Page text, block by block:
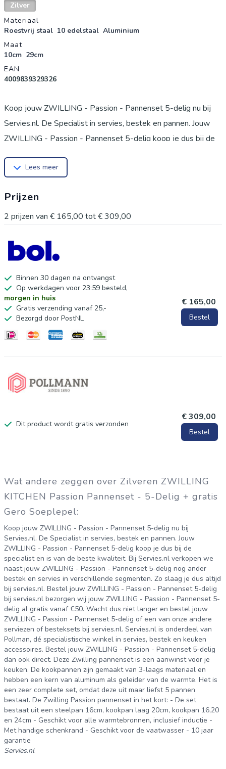
Zilver
Materiaal
Roestvrij staal 10 edelstaal Aluminium
Maat
10cm 29cm
EAN
4009839329326
Koop jouw ZWILLING - Passion - Pannenset 5-delig nu bij
Servies.nl. De Specialist in servies, bestek en pannen. Jouw
ZWILLING - Passion - Pannenset 5-delig koop je dus bij de
we naast jouw ZWILLING - Passion - Pannenset 5-delig nog
je dus altijd bij servies.nl. Bestel jouw ZWILLING - Passion -
Pannenset 5-delig bij servies.nl bezorgen wij jouw ZWILLING
niet langer en bestel jouw ZWILLING - Passion - Pannenset
5-delig of een van onze andere serviezen of besteksets bij
servies.nl. Servies.nl is onderdeel van Pollman, dé
specialistische winkel in servies, bestek en keuken
accessoires. Bestel jouw ZWILLING - Passion - Pannenset
5-delig dan ook direct. Deze Zwilling pannenset is een
aanwinst voor je keuken. De kookpannen zijn gemaakt van 3-
maar liefst 5 pannen bestaat. De Zwilling Passion pannenset
in het kort: - De set bestaat uit een steelpan 16cm, kookpan
laag 20cm, kookpan 16,20 en 24cm - Geschikt voor alle
warmtebronnen, inclusief inductie - Met handige schenkrand -
Lees meer
Prijzen
2 prijzen van € 165,00 tot€ 309,00
Binnen 30 dagen na ontvangst
Op werkdagen voor 23:59 besteld,
morgen in huis
Gratis verzending vanaf 25,-
Bezorgd door PostNL
€ 165,00
Bestel
Dit product wordt gratis verzonden
€ 309,00
Bestel
Wat andere zeggen over Zilveren ZWILLING
KITCHEN Passion Pannenset - 5-Delig + gratis
Gero Soeplepel:
Koop jouw ZWILLING - Passion - Pannenset 5-delig nu bij
Servies.nl. De Specialist in servies, bestek en pannen. Jouw
ZWILLING - Passion - Pannenset 5-delig koop je dus bij de
specialist en is van de beste kwaliteit. Bij Servies.nl verkopen we
naast jouw ZWILLING - Passion - Pannenset 5-delig nog ander
bestek en servies in verschillende segmenten. Zo slaag je dus altijd
bij servies.nl. Bestel jouw ZWILLING - Passion - Pannenset 5-delig
bij servies.nl bezorgen wij jouw ZWILLING - Passion - Pannenset 5-
delig al gratis vanaf €50. Wacht dus niet langer en bestel jouw
ZWILLING - Passion - Pannenset 5-delig of een van onze andere
serviezen of besteksets bij servies.nl. Servies.nl is onderdeel van
Pollman, dé specialistische winkel in servies, bestek en keuken
accessoires. Bestel jouw ZWILLING - Passion - Pannenset 5-delig
dan ook direct. Deze Zwilling pannenset is een aanwinst voor je
keuken. De kookpannen zijn gemaakt van 3-laags materiaal en
hebben een kern van aluminum als geleider van de warmte. Het is
een zeer complete set, omdat deze uit maar liefst 5 pannen
bestaat. De Zwilling Passion pannenset in het kort: - De set
bestaat uit een steelpan 16cm, kookpan laag 20cm, kookpan 16,20
en 24cm - Geschikt voor alle warmtebronnen, inclusief inductie -
Met handige schenkrand - Geschikt voor de vaatwasser - 10 jaar
garantie
Servies.nl